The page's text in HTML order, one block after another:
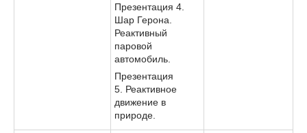
Презентация 4.
Шар Герона.
Реактивный
паровой
автомобиль.
Презентация
5. Реактивное
движение в
природе.